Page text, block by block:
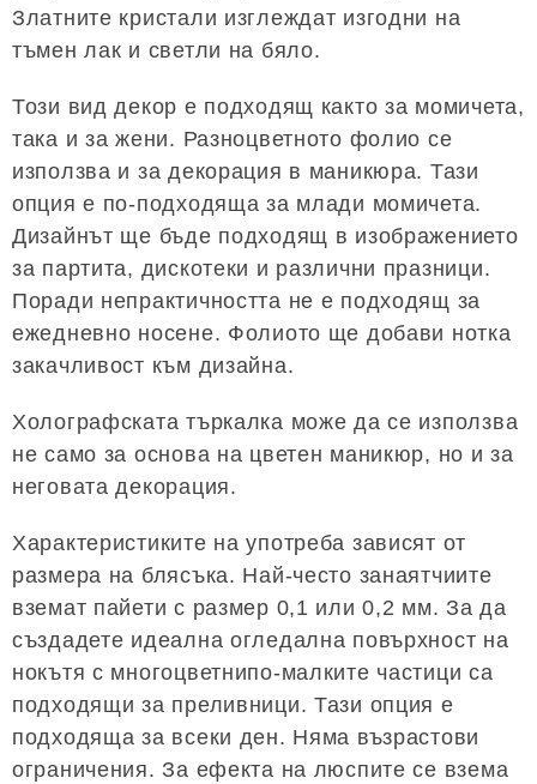
Златните кристали изглеждат изгодни на
тъмен лак и светли на бяло.
Този вид декор е подходящ както за момичета,
така и за жени. Разноцветното фолио се
използва и за декорация в маникюра. Тази
опция е по-подходяща за млади момичета.
Дизайнът ще бъде подходящ в изображението
за партита, дискотеки и различни празници.
Поради непрактичността не е подходящ за
ежедневно носене. Фолиото ще добави нотка
закачливост към дизайна.
Холографската търкалка може да се използва
не само за основа на цветен маникюр, но и за
неговата декорация.
Характеристиките на употреба зависят от
размера на блясъка. Най-често занаятчиите
вземат пайети с размер 0,1 или 0,2 мм. За да
създадете идеална огледална повърхност на
нокътя с многоцветнипо-малките частици са
подходящи за преливници. Тази опция е
подходяща за всеки ден. Няма възрастови
ограничения. За ефекта на люспите се взема